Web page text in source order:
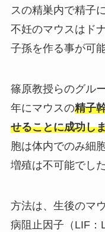
スの精巣内で精子
不妊のマウスはド
子孫を作る事が可
篠原教授らのグル
年にマウスの精子
せることに成功し
胞は体内でのみ細
増殖は不可能でした
方法は、生後のマ
病阻止因子（LIF：